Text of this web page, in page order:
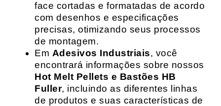
face cortadas e formatadas de acordo
com desenhos e especificações
precisas, otimizando seus processos
de montagem.
Em Adesivos Industriais, você
encontrará informações sobre nossos
Hot Melt Pellets e Bastões HB
Fuller, incluindo as diferentes linhas
de produtos e suas características de